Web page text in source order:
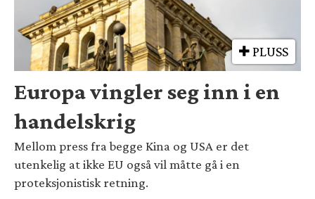
PLUSS
Europa vingler seg inn i en
handelskrig
Mellom press fra begge Kina og USA er det
utenkelig at ikke EU også vil måtte gå i en
proteksjonistisk retning.